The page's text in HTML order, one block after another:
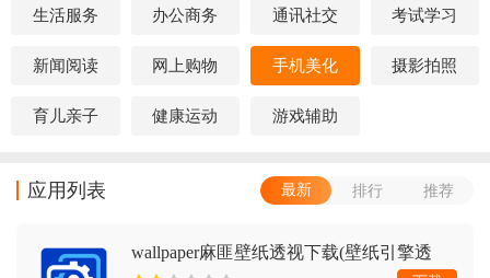
生活服务 办公商务 通讯社交 考试学习
新闻阅读 网上购物 手机美化 摄影拍照
育儿亲子 健康运动 游戏辅助
应用列表 最新 排行 推荐
wallpaper麻匪壁纸透视下载(壁纸引擎透
视)v2.8.8 安卓版